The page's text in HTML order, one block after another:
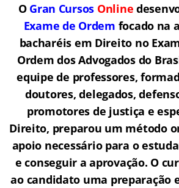
O Gran Cursos Online
Exame de Ordem focado na
bacharéis em Direito no
Ordem dos Advogados do
equipe de professores,
doutores, delegados,
promotores de justiça e
Direito, preparou um método
apoio necessário para o
e conseguir a aprovação. O
ao candidato uma preparação